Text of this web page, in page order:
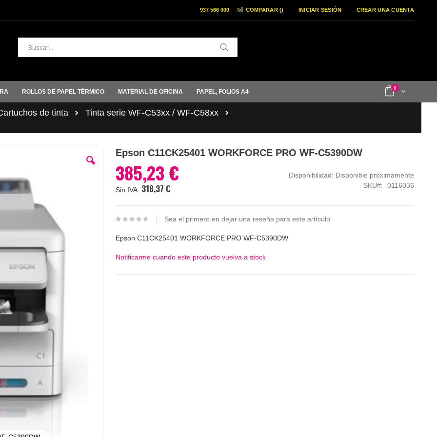
COMPARAR () INICIAR SESIÓN CREAR UNA CUENTA
937 566 000
Buscar
Cart
0items
ROLLOS DE PAPEL TÉRMICO MATERIAL DE OFICINA PAPEL, FOLIOS A4
de tinta
Tinta serie WF-C53xx / WF-C58xx
Epson C11CK25401 WORKFORCE PRO WF-C5390DW
385,23 €
318,37 €
Disponibilidad: Disponible próximamente
SKU
0116036
Sea el primero en dejar una reseña para este artículo
Epson C11CK25401 WORKFORCE PRO WF-C5390DW
Notificarme cuando este producto vuelva a stock